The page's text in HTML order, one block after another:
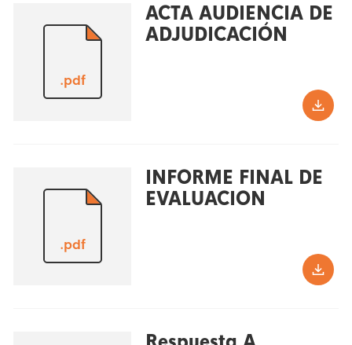
.pdf
ACTA AUDIENCIA DE
ADJUDICACIÓN
.pdf
INFORME FINAL DE
EVALUACION